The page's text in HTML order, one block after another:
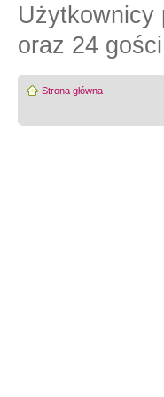
Użytkownicy
oraz 24 gości
Strona główna